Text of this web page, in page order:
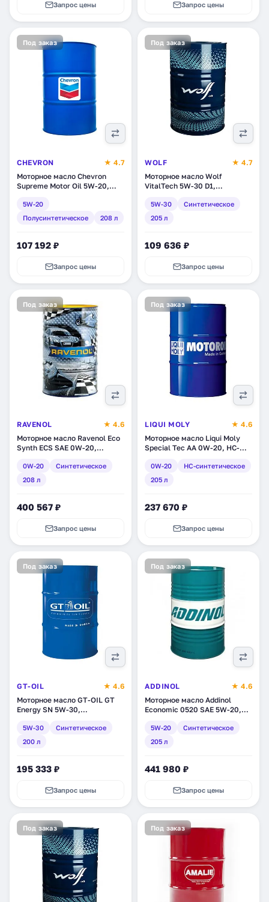
Запрос цены Запрос цены
Под заказ
CHEVRON
★ 4.7
Моторное масло Chevron
Supreme Motor Oil 5W-20,
(220135981)
5W-20
Полусинтетическое
208 л
107 192 ₽
Запрос цены
Под заказ
WOLF
★ 4.7
Моторное масло Wolf
VitalTech 5W-30 D1,
(8334542)
5W-30
Синтетическое
205 л
109 636 ₽
Запрос цены
Под заказ
RAVENOL
★ 4.6
Моторное масло Ravenol Eco
Synth ECS SAE 0W-20,
(1111102-208)
0W-20
Синтетическое
208 л
400 567 ₽
Запрос цены
Под заказ
LIQUI MOLY
★ 4.6
Моторное масло Liqui Moly
Special Tec AA 0W-20, НС-
0W-20
HC-синтетическое
205 л
237 670 ₽
Запрос цены
Под заказ
GT-OIL
★ 4.6
Моторное масло GT-OIL GT
Energy SN 5W-30,
(8809059408100)
5W-30
Синтетическое
200 л
195 333 ₽
Запрос цены
Под заказ
ADDINOL
★ 4.6
Моторное масло Addinol
Economic 0520 SAE 5W-20,
(4014766403902)
5W-20
Синтетическое
205 л
441 980 ₽
Запрос цены
Под заказ Под заказ